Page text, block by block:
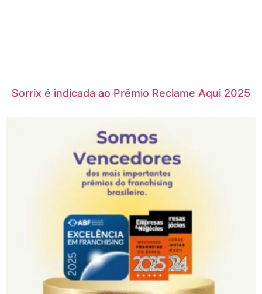
Sorrix é indicada ao Prêmio Reclame Aqui 2025